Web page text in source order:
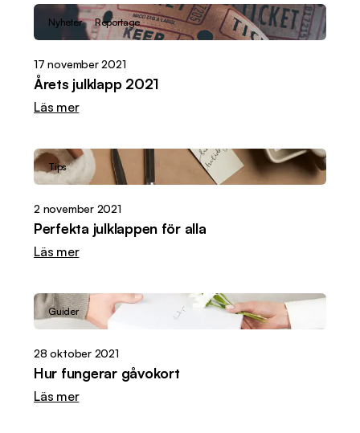
Nyheter Reportage
17 november 2021
Årets julklapp 2021
Läs mer
Tips
2 november 2021
Perfekta julklappen för alla
Läs mer
Guider
28 oktober 2021
Hur fungerar gåvokort
Läs mer